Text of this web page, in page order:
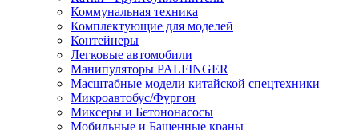
Коммунальная техника
Комплектующие для моделей
Контейнеры
Легковые автомобили
Манипуляторы PALFINGER
Масштабные модели китайской спецтехники
Микроавтобус/Фургон
Миксеры и Бетононасосы
Мобильные и Башенные краны